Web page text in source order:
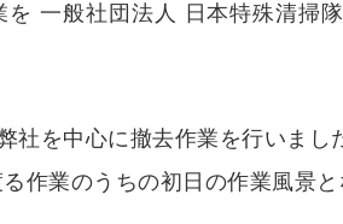
一般社団法人 日本特殊清掃
社を中心に撤去作業を行いまし
作業のうちの初日の作業風景と